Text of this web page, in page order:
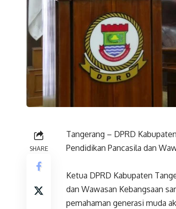
SHARE
Tangerang – DPRD
Pendidikan Pancasila dan
Ketua DPRD Kabupaten
dan Wawasan Kebangsaan
pemahaman generasi muda